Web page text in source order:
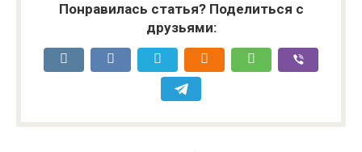
Понравилась статья? Поделиться с
друзьями: